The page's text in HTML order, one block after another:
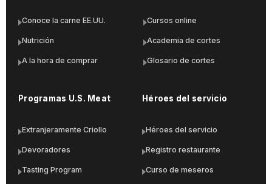
Conoce la carne EE.UU.
Nutrición
A la hora de comprar
Cursos online
Academia de cortes
Glosario de cortes
Programas U.S. Meat
Extranjeramente Criollo
Devoradores
Tasting Program
Héroes del servicio
Héroes del servicio
Registro restaurante
Curso de meseros